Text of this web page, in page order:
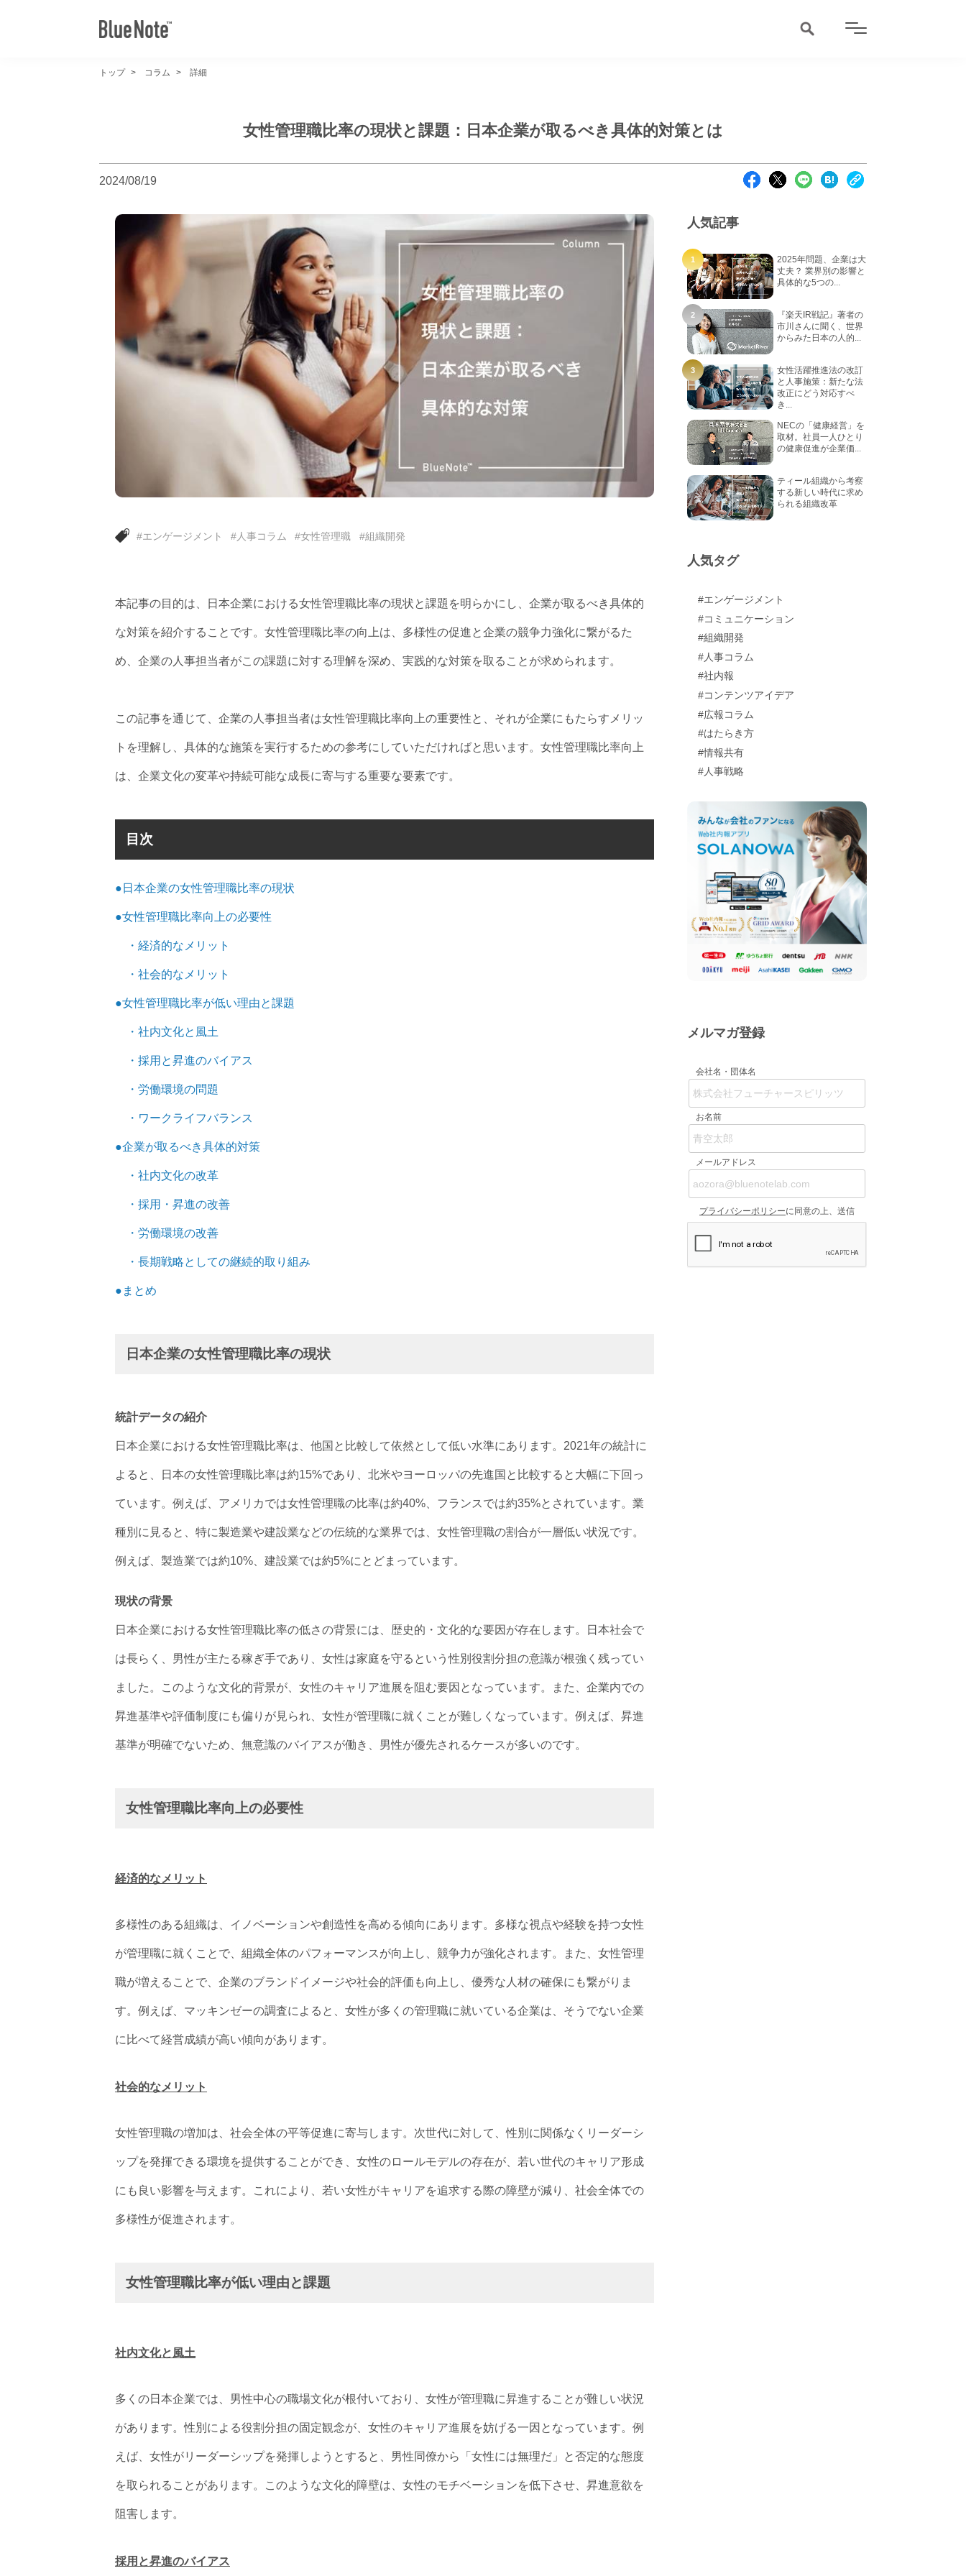
トップ コラム 詳細
女性管理職比率の現状と課題：日本企業が取るべき具体的対策とは
2024/08/19
#エンゲージメント #人事コラム #女性管理職 #組織開発
本記事の目的は、日本企業における女性管理職比率の現状と課題を明らかにし、企業が取るべき具体的
な対策を紹介することです。女性管理職比率の向上は、多様性の促進と企業の競争力強化に繋がるた
め、企業の人事担当者がこの課題に対する理解を深め、実践的な対策を取ることが求められます。
この記事を通じて、企業の人事担当者は女性管理職比率向上の重要性と、それが企業にもたらすメリッ
トを理解し、具体的な施策を実行するための参考にしていただければと思います。女性管理職比率向上
は、企業文化の変革や持続可能な成長に寄与する重要な要素です。
目次
●日本企業の女性管理職比率の現状
●女性管理職比率向上の必要性
・経済的なメリット
・社会的なメリット
●女性管理職比率が低い理由と課題
・社内文化と風土
・採用と昇進のバイアス
・労働環境の問題
・ワークライフバランス
●企業が取るべき具体的対策
・社内文化の改革
・採用・昇進の改善
・労働環境の改善
・長期戦略としての継続的取り組み
●まとめ
日本企業の女性管理職比率の現状
統計データの紹介
日本企業における女性管理職比率は、他国と比較して依然として低い水準にあります。2021年の統計に
よると、日本の女性管理職比率は約15%であり、北米やヨーロッパの先進国と比較すると大幅に下回っ
ています。例えば、アメリカでは女性管理職の比率は約40%、フランスでは約35%とされています。業
種別に見ると、特に製造業や建設業などの伝統的な業界では、女性管理職の割合が一層低い状況です。
例えば、製造業では約10%、建設業では約5%にとどまっています。
現状の背景
日本企業における女性管理職比率の低さの背景には、歴史的・文化的な要因が存在します。日本社会で
は長らく、男性が主たる稼ぎ手であり、女性は家庭を守るという性別役割分担の意識が根強く残ってい
ました。このような文化的背景が、女性のキャリア進展を阻む要因となっています。また、企業内での
昇進基準や評価制度にも偏りが見られ、女性が管理職に就くことが難しくなっています。例えば、昇進
基準が明確でないため、無意識のバイアスが働き、男性が優先されるケースが多いのです。
女性管理職比率向上の必要性
経済的なメリット
多様性のある組織は、イノベーションや創造性を高める傾向にあります。多様な視点や経験を持つ女性
が管理職に就くことで、組織全体のパフォーマンスが向上し、競争力が強化されます。また、女性管理
職が増えることで、企業のブランドイメージや社会的評価も向上し、優秀な人材の確保にも繋がりま
す。例えば、マッキンゼーの調査によると、女性が多くの管理職に就いている企業は、そうでない企業
に比べて経営成績が高い傾向があります。
社会的なメリット
女性管理職の増加は、社会全体の平等促進に寄与します。次世代に対して、性別に関係なくリーダーシ
ップを発揮できる環境を提供することができ、女性のロールモデルの存在が、若い世代のキャリア形成
にも良い影響を与えます。これにより、若い女性がキャリアを追求する際の障壁が減り、社会全体での
多様性が促進されます。
女性管理職比率が低い理由と課題
社内文化と風土
多くの日本企業では、男性中心の職場文化が根付いており、女性が管理職に昇進することが難しい状況
があります。性別による役割分担の固定観念が、女性のキャリア進展を妨げる一因となっています。例
えば、女性がリーダーシップを発揮しようとすると、男性同僚から「女性には無理だ」と否定的な態度
を取られることがあります。このような文化的障壁は、女性のモチベーションを低下させ、昇進意欲を
阻害します。
採用と昇進のバイアス
人気記事
2025年問題、企業は大
丈夫？ 業界別の影響と
具体的な5つの...
『楽天IR戦記』著者の
市川さんに聞く、世界
からみた日本の人的...
女性活躍推進法の改訂
と人事施策：新たな法
改正にどう対応すべ
き...
NECの「健康経営」を
取材。社員一人ひとり
の健康促進が企業価...
ティール組織から考察
する新しい時代に求め
られる組織改革
人気タグ
#エンゲージメント
#コミュニケーション
#組織開発
#人事コラム
#社内報
#コンテンツアイデア
#広報コラム
#はたらき方
#情報共有
#人事戦略
メルマガ登録